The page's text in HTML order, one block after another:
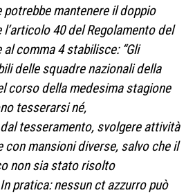
mantenere il doppio
40 del Regolamento del
comma 4 stabilisce: “Gli
delle squadre nazionali della
corso della medesima stagione
tesserarsi né,
tesseramento, svolgere attività
con mansioni diverse, salvo che il
non sia stato risolto
pratica: nessun ct azzurro può